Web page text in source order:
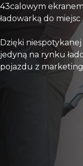
43calowym
ładowarką do
Dzięki
jedyną na rynku
pojazdu z